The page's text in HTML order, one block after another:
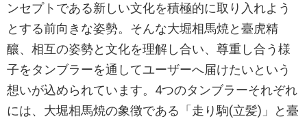
ンセプトである新しい文化を積極的に取り入れよう
とする前向きな姿勢。そんな大堀相馬焼と臺虎精
釀、相互の姿勢と文化を理解し合い、尊重し合う様
子をタンブラーを通してユーザーへ届けたいという
想いが込められています。4つのタンブラーそれぞれ
には、大堀相馬焼の象徴である「走り駒(立髪)」と臺